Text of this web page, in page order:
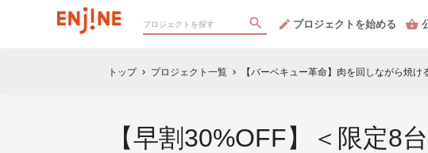
プロジェクトを始める
トップ chevron_right プロジェクト一覧 chevron_right 【バーベキュー革命】肉を回しながら焼
【早割30%OFF】＜限定